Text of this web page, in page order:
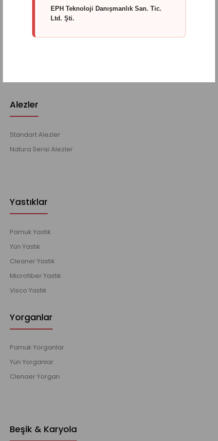
EPH Teknoloji Danışmanlık San. Tic.
Ltd. Şti.
Alezler
Standart Alezler
Natura Serisi Alezler
Yastıklar
Pamuk Yastık
Yün Yastık
Cleaner Yastık
Microfiber Yastık
Visco Yastık
Yorganlar
Pamuk Yorganlar
Yün Yorganlar
Clenaer Yorgan
Beşik & Karyola